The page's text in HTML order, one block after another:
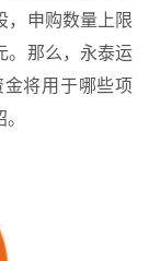
，申购数量上限
。那么，永泰运
将用于哪些项